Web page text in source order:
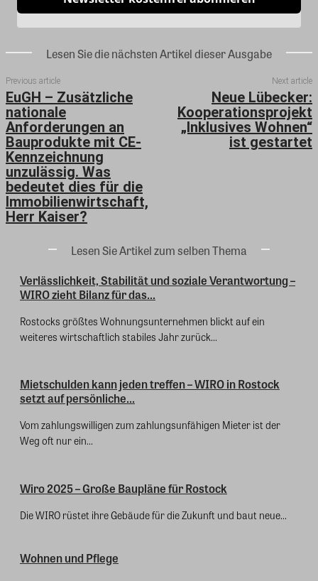
Lesen Sie die nächsten Artikel dieser Ausgabe
Previous article
EuGH – Zusätzliche
nationale
Anforderungen an
Bauprodukte mit CE-
Kennzeichnung
unzulässig. Was
bedeutet dies für die
Immobilienwirtschaft,
Herr Kaiser?
Next article
Neue Lübecker:
Kooperationsprojekt
„Inklusives Wohnen“
ist gestartet
Lesen Sie Artikel zum selben Thema
Verlässlichkeit, Stabilität und soziale Verantwortung –
WIRO zieht Bilanz für das...
Rostocks größtes Wohnungsunternehmen blickt auf ein
weiteres wirtschaftlich stabiles Jahr zurück...
Mietschulden kann jeden treffen – WIRO in Rostock
setzt auf persönliche...
Vom zahlungswilligen zum zahlungsunfähigen Mieter ist der
Weg oft nur ein...
Wiro 2025 – Große Baupläne für Rostock
Die WIRO rüstet ihre Gebäude für die Zukunft und baut neue...
Wohnen und Pflege